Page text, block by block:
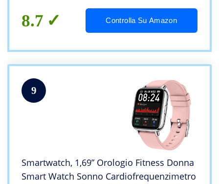
8.7 Controlla Su Amazon
9
Smartwatch, 1,69” Orologio Fitness Donna
Smart Watch Sonno Cardiofrequenzimetro